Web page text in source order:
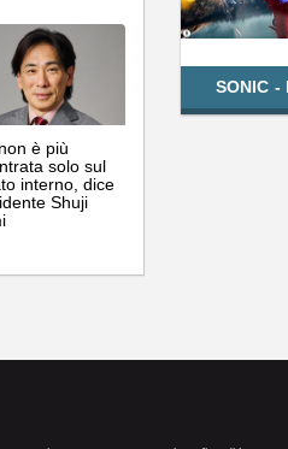
è più
solo sul
interno, dice
Shuji
SONIC -